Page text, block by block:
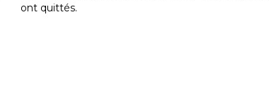
ont quittés.